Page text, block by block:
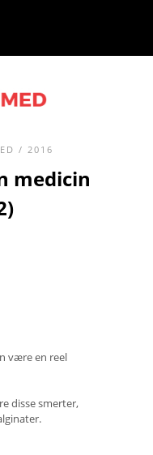
/ 2016
medicin
være en reel
disse smerter,